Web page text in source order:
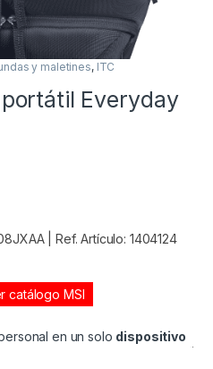
y maletines, ITC
Everyday
| Ref. Artículo: 1404124
catálogo MSI
en un solo dispositivo